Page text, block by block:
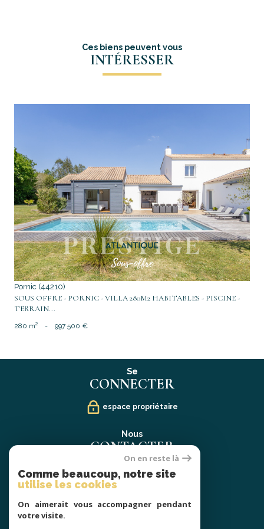
Ces biens peuvent vous
INTÉRESSER
voir le bien
Pornic (44210)
SOUS OFFRE - PORNIC - VILLA 280M2 HABITABLES - PISCINE -
TERRAIN...
280 m² - 997 500 €
Se
CONNECTER
espace propriétaire
Nous
CONTACTER
02 40 21 91 13
contact@prestige-atlantique.fr
On en reste là
Comme beaucoup, notre site
utilise les cookies
On aimerait vous accompagner pendant
votre visite.